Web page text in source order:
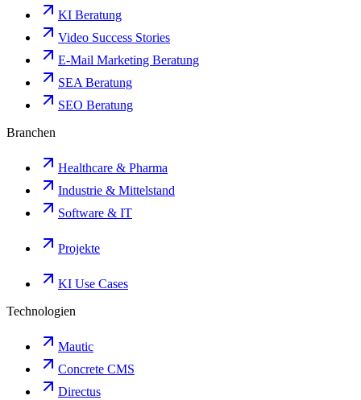
KI Beratung
Video Success Stories
E-Mail Marketing Beratung
SEA Beratung
SEO Beratung
Branchen
Healthcare & Pharma
Industrie & Mittelstand
Software & IT
Projekte
KI Use Cases
Technologien
Mautic
Concrete CMS
Directus